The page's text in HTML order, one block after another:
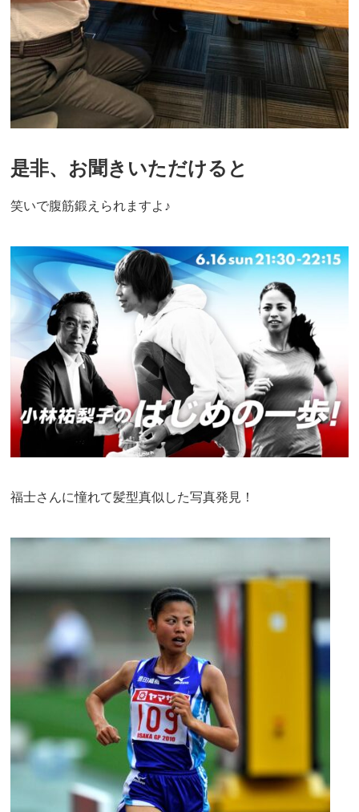
是非、お聞きいただけると
笑いで腹筋鍛えられますよ♪
福士さんに憧れて髪型真似した写真発見！